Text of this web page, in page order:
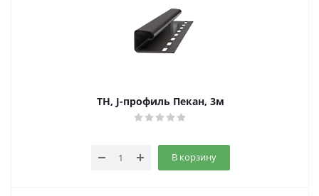
ТН, J-профиль Пекан, 3м
В корзину